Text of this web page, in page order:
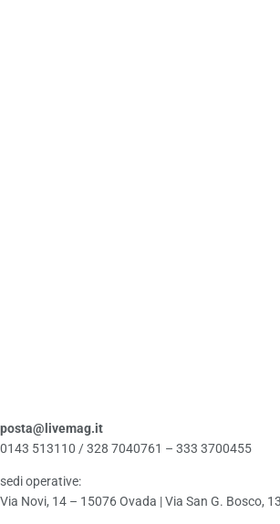
posta@livemag.it
0143 513110 / 328 7040761 – 333 3700455
sedi operative:
Via Novi, 14 – 15076 Ovada | Via San G. Bosco,